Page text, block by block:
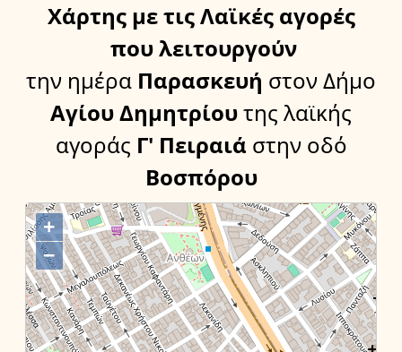
Χάρτης με τις Λαϊκές αγορές
που λειτουργούν
την ημέρα Παρασκευή στον Δήμο
Αγίου Δημητρίουτης λαϊκής
αγοράς Γ' Πειραιά στην οδό
Βοσπόρου
+
−